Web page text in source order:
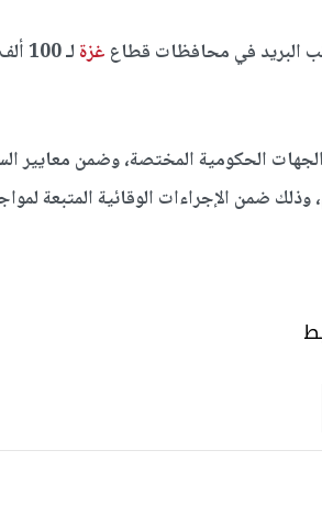
البريد في محافظات قطاع غزة
لـ
الحكومية المختصة، وضمن معايير
ضمن الإجراءات الوقائية المتبعة